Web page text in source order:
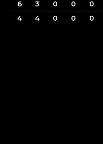
6
3 0 0 0
4
4 0 0 0